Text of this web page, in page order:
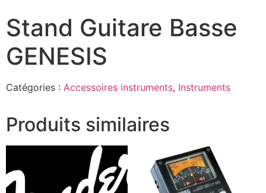
Stand Guitare Basse
GENESIS
Catégories : Accessoires instruments, Instruments
Produits similaires